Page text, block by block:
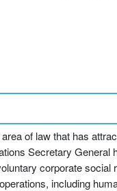
of law that has
Secretary
corporate
including